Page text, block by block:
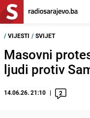
/ VIJESTI / SVIJET
Masovni
ljudi protiv
14.06.26. 21:10 2